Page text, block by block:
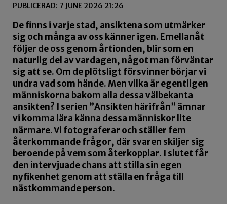
PUBLICERAD: 7 JUNE 2026 21:26
De finns i varje stad, ansiktena som utmärker
sig och många av oss känner igen. Emellanåt
följer de oss genom årtionden, blir som en
naturlig del av vardagen, något man förväntar
sig att se. Om de plötsligt försvinner börjar vi
undra vad som hände. Men vilka är egentligen
människorna bakom alla dessa välbekanta
ansikten? I serien ”Ansikten härifrån” ämnar
vi komma lära känna dessa människor lite
närmare. Vi fotograferar och ställer fem
återkommande frågor, där svaren skiljer sig
beroende på vem som återkopplar. I slutet får
den intervjuade chans att stilla sin egen
nyfikenhet genom att ställa en fråga till
nästkommande person.